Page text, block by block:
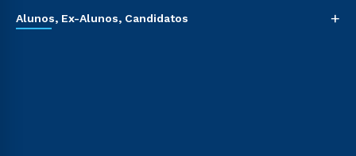
Alunos, Ex-Alunos, Candidatos +